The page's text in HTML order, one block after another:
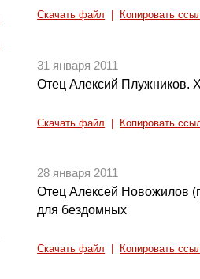
Скачать файл Копировать
31 января 2011
Отец Алексий Плужников.
Скачать файл Копировать
28 января 2011
Отец Алексей Новожилов
для бездомных
Скачать файл Копировать